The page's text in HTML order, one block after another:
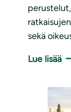
sekä
Lue lisää